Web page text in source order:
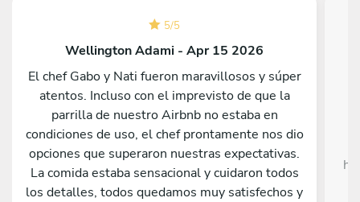
5/5
Wellington Adami - Apr 15 2026
El chef Gabo y Nati fueron maravillosos y súper
atentos. Incluso con el imprevisto de que la
parrilla de nuestro Airbnb no estaba en
condiciones de uso, el chef prontamente nos dio
opciones que superaron nuestras expectativas.
La comida estaba sensacional y cuidaron todos
los detalles, todos quedamos muy satisfechos y